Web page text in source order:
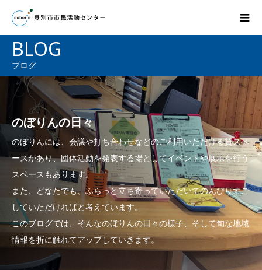
BLOG
ブログ
のぼりんの日々
のぼりんには、会議や打ち合わせなどのご利用いただける貸スペ
ースがあり、団体活動を発表する場としてイベントや展示を行う
スペースもあります。
また、どなたでも、ふらっと立ち寄っていただいてのんびりすご
していただければと考えています。
このブログでは、そんなのぼりんの日々の様子、そして旬な地域
情報を折に触れてアップしていきます。